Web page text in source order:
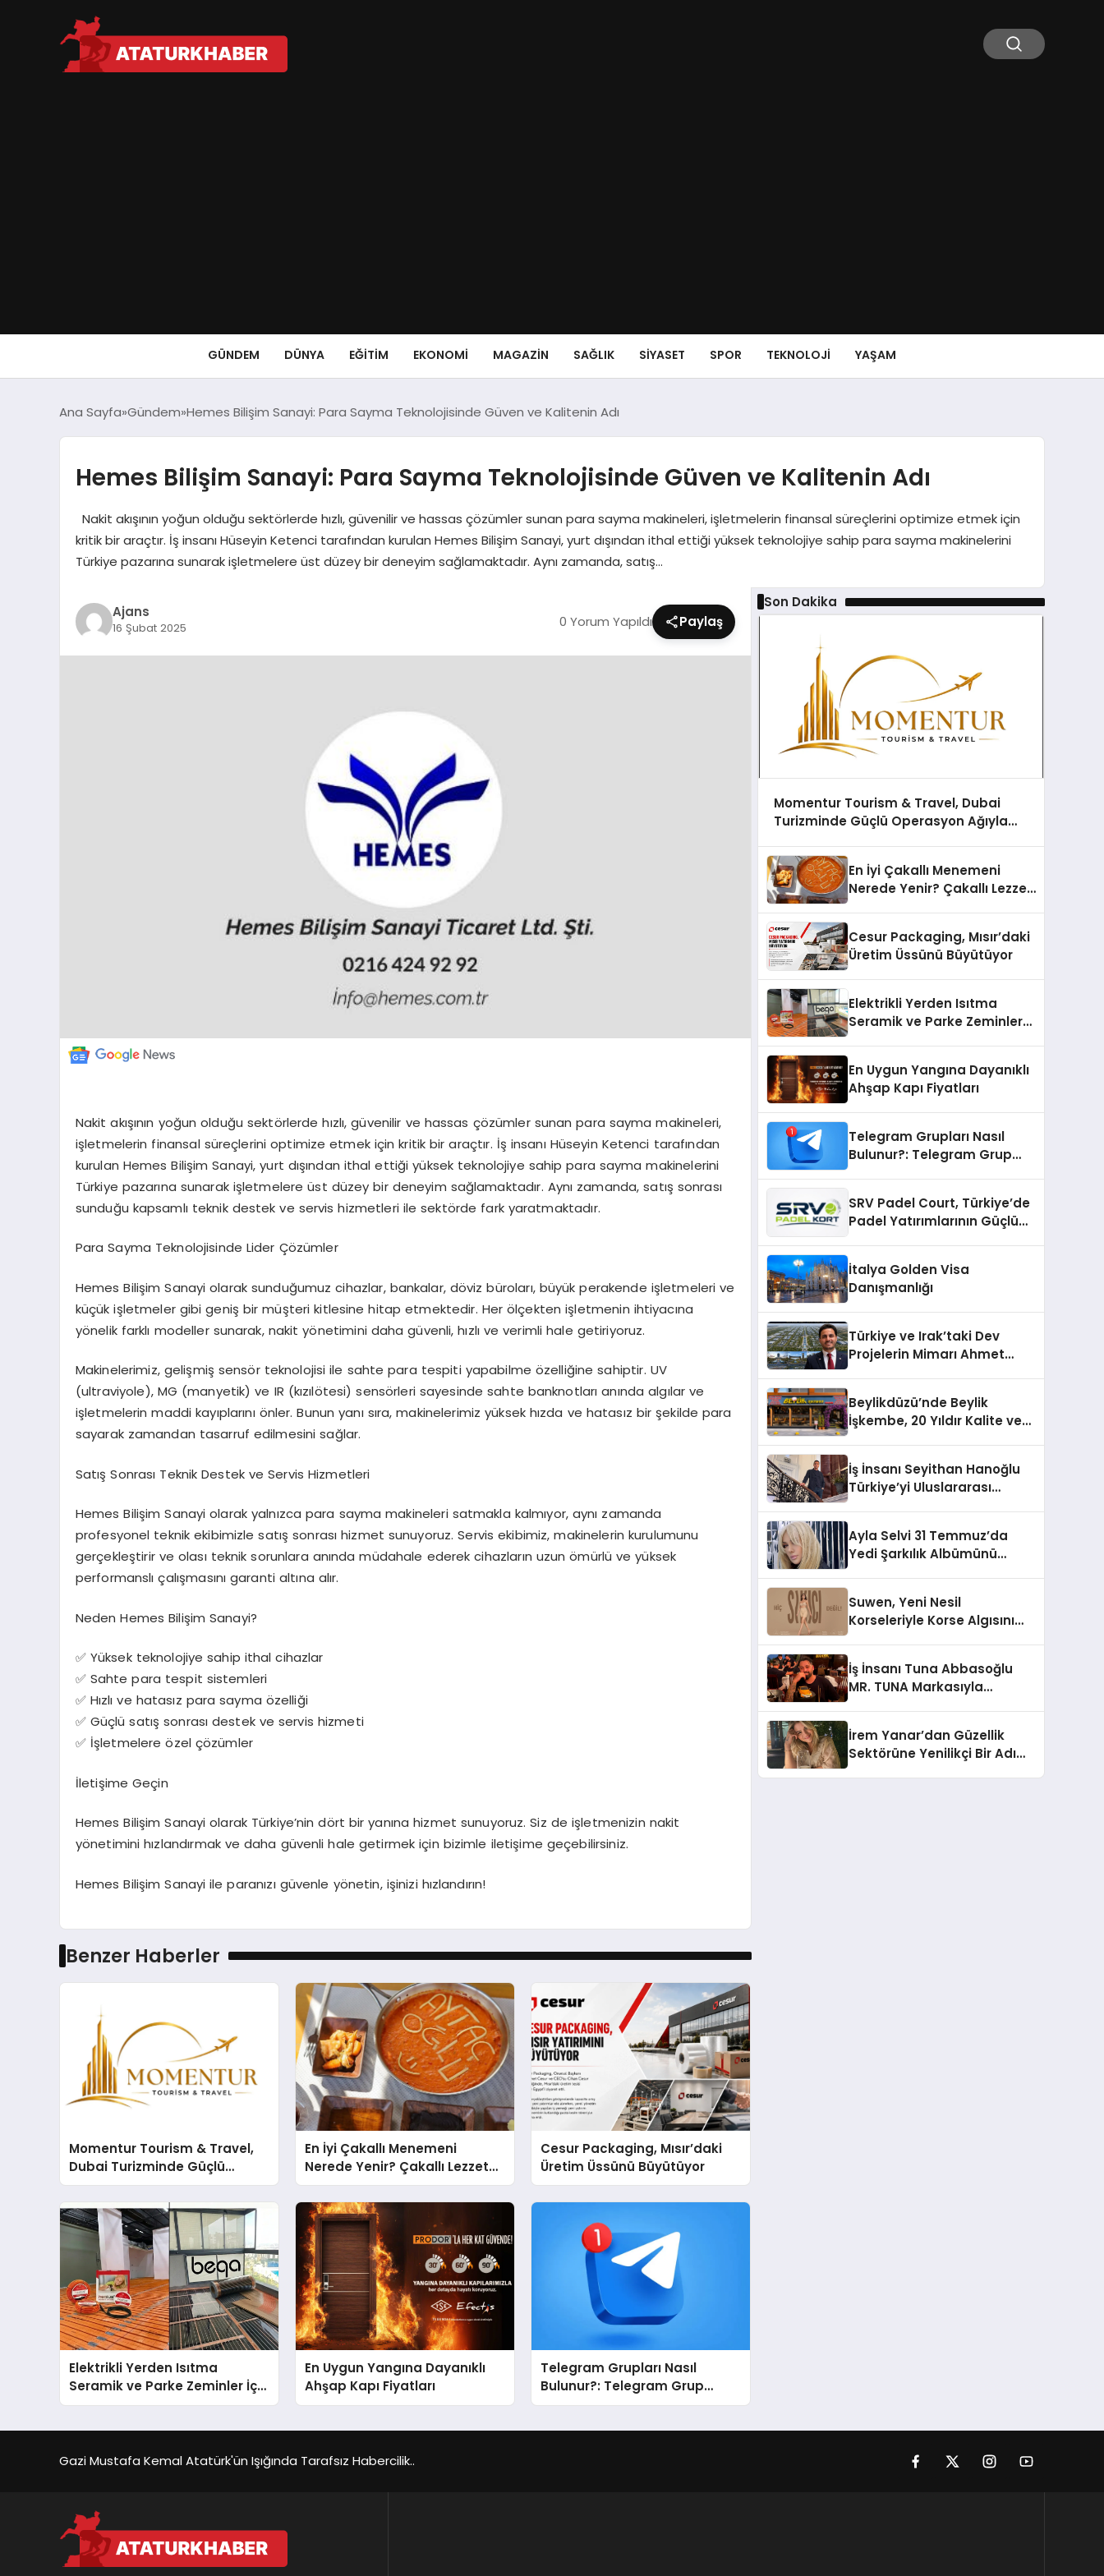
GÜNDEM DÜNYA EĞITIM EKONOMI MAGAZIN SAĞLIK SIYASET SPOR TEKNOLOJI YAŞAM
Ana Sayfa Gündem Hemes Bilişim Sanayi: Para Sayma Teknolojisinde Güven ve Kalitenin Adı
Hemes Bilişim Sanayi: Para Sayma Teknolojisinde Güven ve Kalitenin Adı
Nakit akışının yoğun olduğu sektörlerde hızlı, güvenilir ve hassas çözümler sunan para sayma makineleri, işletmelerin finansal süreçlerini optimize etmek için
kritik bir araçtır. İş insanı Hüseyin Ketenci tarafından kurulan Hemes Bilişim Sanayi, yurt dışından ithal ettiği yüksek teknolojiye sahip para sayma makinelerini
Türkiye pazarına sunarak işletmelere üst düzey bir deneyim sağlamaktadır. Aynı zamanda, satış…
Ajans
16 Şubat 2025 0 Yorum Yapıldı Paylaş
Nakit akışının yoğun olduğu sektörlerde hızlı, güvenilir ve hassas çözümler sunan para sayma makineleri,
işletmelerin finansal süreçlerini optimize etmek için kritik bir araçtır. İş insanı Hüseyin Ketenci tarafından
kurulan Hemes Bilişim Sanayi, yurt dışından ithal ettiği yüksek teknolojiye sahip para sayma makinelerini
Türkiye pazarına sunarak işletmelere üst düzey bir deneyim sağlamaktadır. Aynı zamanda, satış sonrası
sunduğu kapsamlı teknik destek ve servis hizmetleri ile sektörde fark yaratmaktadır.
Para Sayma Teknolojisinde Lider Çözümler
Hemes Bilişim Sanayi olarak sunduğumuz cihazlar, bankalar, döviz büroları, büyük perakende işletmeleri ve
küçük işletmeler gibi geniş bir müşteri kitlesine hitap etmektedir. Her ölçekten işletmenin ihtiyacına
yönelik farklı modeller sunarak, nakit yönetimini daha güvenli, hızlı ve verimli hale getiriyoruz.
Makinelerimiz, gelişmiş sensör teknolojisi ile sahte para tespiti yapabilme özelliğine sahiptir. UV
(ultraviyole), MG (manyetik) ve IR (kızılötesi) sensörleri sayesinde sahte banknotları anında algılar ve
işletmelerin maddi kayıplarını önler. Bunun yanı sıra, makinelerimiz yüksek hızda ve hatasız bir şekilde para
sayarak zamandan tasarruf edilmesini sağlar.
Satış Sonrası Teknik Destek ve Servis Hizmetleri
Hemes Bilişim Sanayi olarak yalnızca para sayma makineleri satmakla kalmıyor, aynı zamanda
profesyonel teknik ekibimizle satış sonrası hizmet sunuyoruz. Servis ekibimiz, makinelerin kurulumunu
gerçekleştirir ve olası teknik sorunlara anında müdahale ederek cihazların uzun ömürlü ve yüksek
performanslı çalışmasını garanti altına alır.
Neden Hemes Bilişim Sanayi?
✅ Yüksek teknolojiye sahip ithal cihazlar
✅ Sahte para tespit sistemleri
✅ Hızlı ve hatasız para sayma özelliği
✅ Güçlü satış sonrası destek ve servis hizmeti
✅ İşletmelere özel çözümler
İletişime Geçin
Hemes Bilişim Sanayi olarak Türkiye’nin dört bir yanına hizmet sunuyoruz. Siz de işletmenizin nakit
yönetimini hızlandırmak ve daha güvenli hale getirmek için bizimle iletişime geçebilirsiniz.
Hemes Bilişim Sanayi ile paranızı güvenle yönetin, işinizi hızlandırın!
Benzer Haberler
Momentur Tourism & Travel,
Dubai Turizminde Güçlü
Operasyon Ağıyla Fark
Yaratıyor
En İyi Çakallı Menemeni
Nerede Yenir? Çakallı Lezzet
Rehberi
Cesur Packaging, Mısır’daki
Üretim Üssünü Büyütüyor
Elektrikli Yerden Isıtma
Seramik ve Parke Zeminler İçin
En Verimli Çözümler
En Uygun Yangına Dayanıklı
Ahşap Kapı Fiyatları
Telegram Grupları Nasıl
Bulunur?: Telegram Grup
Bulma Sürecini Daha Verimli
Son Dakika
Momentur Tourism & Travel, Dubai
Turizminde Güçlü Operasyon Ağıyla
En İyi Çakallı Menemeni
Nerede Yenir? Çakallı Lezzet
Cesur Packaging, Mısır’daki
Üretim Üssünü Büyütüyor
Elektrikli Yerden Isıtma
Seramik ve Parke Zeminler
En Uygun Yangına Dayanıklı
Ahşap Kapı Fiyatları
Telegram Grupları Nasıl
Bulunur?: Telegram Grup
SRV Padel Court, Türkiye’de
Padel Yatırımlarının Güçlü
İtalya Golden Visa
Danışmanlığı
Türkiye ve Irak’taki Dev
Projelerin Mimarı Ahmet
Holding Industrial City”
Projesini Hayata Geçirecek
Beylikdüzü’nde Beylik
İşkembe, 20 Yıldır Kalite ve
İş İnsanı Seyithan Hanoğlu
Türkiye’yi Uluslararası
Ayla Selvi 31 Temmuz’da
Yedi Şarkılık Albümünü
Suwen, Yeni Nesil
Korseleriyle Korse Algısını
İş İnsanı Tuna Abbasoğlu
MR. TUNA Markasıyla
İrem Yanar’dan Güzellik
Sektörüne Yenilikçi Bir Adım:
Gazi Mustafa Kemal Atatürk'ün Işığında Tarafsız Habercilik..